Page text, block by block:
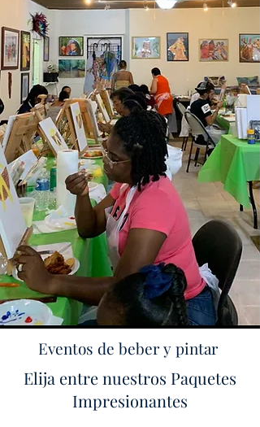
Eventos de beber y pintar
Elija entre nuestros Paquetes
Impresionantes